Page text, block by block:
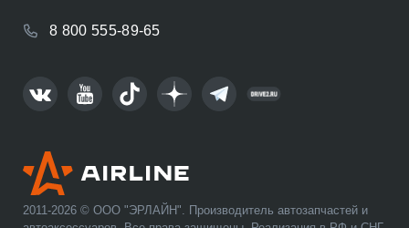
2011-2026 © ООО "ЭРЛАЙН". Производитель автозапчастей и
8 800 555-89-65